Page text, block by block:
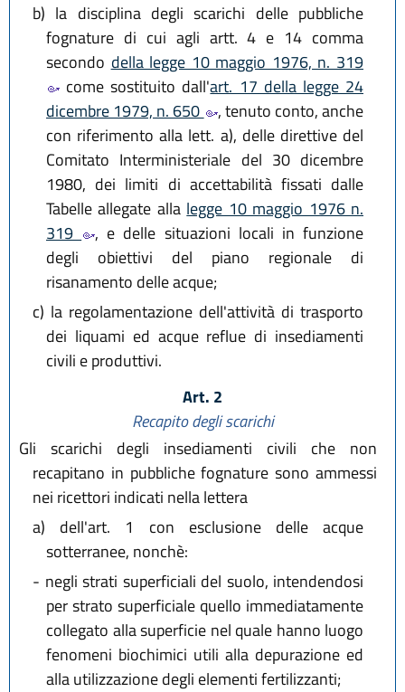
b) la disciplina degli scarichi delle pubbliche
fognature di cui agli artt. 4 e 14 comma
secondo della legge 10 maggio 1976, n. 319
come sostituito dall'art. 17 della legge 24
dicembre 1979, n. 650
, tenuto conto, anche
con riferimento alla lett. a), delle direttive del
Comitato Interministeriale del 30 dicembre
1980, dei limiti di accettabilità fissati dalle
Tabelle allegate alla legge 10 maggio 1976 n.
319
, e delle situazioni locali in funzione
degli obiettivi del piano regionale di
risanamento delle acque;
c) la regolamentazione dell'attività di trasporto
dei liquami ed acque reflue di insediamenti
civili e produttivi.
Art. 2
Recapito degli scarichi
Gli scarichi degli insediamenti civili che non
recapitano in pubbliche fognature sono ammessi
nei ricettori indicati nella lettera
a) dell'art. 1 con esclusione delle acque
sotterranee, nonchè:
- negli strati superficiali del suolo, intendendosi
per strato superficiale quello immediatamente
collegato alla superficie nel quale hanno luogo
fenomeni biochimici utili alla depurazione ed
alla utilizzazione degli elementi fertilizzanti;